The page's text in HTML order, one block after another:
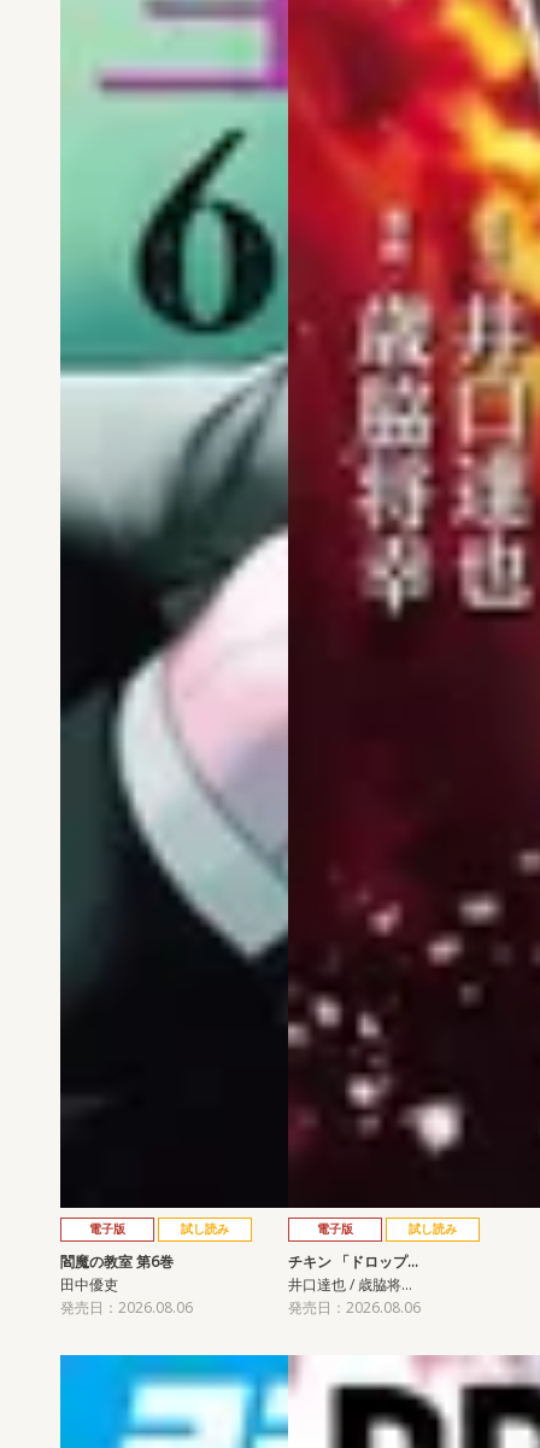
電子版 試し読み
閻魔の教室 第6巻
田中優吏
発売日：2026.08.06
電子版 試し読み
チキン 「ドロップ…
井口達也 / 歳脇将…
発売日：2026.08.06